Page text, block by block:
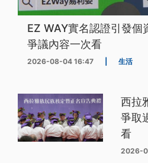
EZ WAY實名認證引發個
爭議內容一次看
2026-08-04 16:47 生活
西拉
爭取
看
2026-